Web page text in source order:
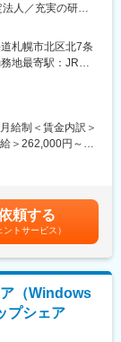
い技術ソリューシ
実現に日々取り組
会を獲得するとと
らエンジニアの中
環境です。
しい技術に積極的
長を感じること
人／充実の研修
に向き合いたい
でキャリアを深め
技術レベルを維
質を支え、向上さ
向上の専門技術に
ウェア品質のプ
造・テスト・運
、それぞれの工
札幌市北区北7条
最寄駅：JR北
務地詳細2＞テク
野幌 テクノパーク
給制＜賃金内訳＞
＞262,000円～
くまでも目安の金
す。月給(月額)は
頼する
ントサービス）
ア（Windows
プシェア